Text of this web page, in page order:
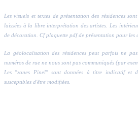
Les visuels et textes de présentation des résidences
laissées à la libre interprétation des artistes. Les
de décoration. Cf plaquette pdf de présentation pour les
La géolocalisation des résidences peut parfois ne
numéros de rue ne nous sont pas communiqués (par
Les "zones Pinel" sont données à titre indicatif et
susceptibles d'être modifiées.